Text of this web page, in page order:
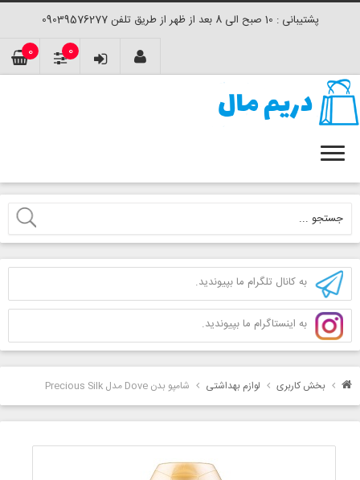
پشتیبانی : 10 صبح الی 8 بعد از ظهر از طریق تلفن 09039576277
0 0
به کانال تلگرام ما بپیوندید.
به اینستاگرام ما بپیوندید.
بخش کاربری لوازم بهداشتی شامپو بدن Dove مدل Precious Silk